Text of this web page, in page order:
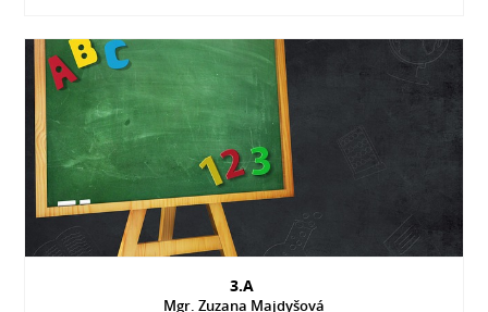
3.A
Mgr. Zuzana Majdyšová